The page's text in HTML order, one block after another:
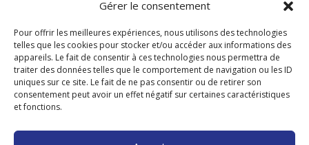
Gérer le consentement
Pour offrir les meilleures expériences, nous utilisons des technologies
telles que les cookies pour stocker et/ou accéder aux informations des
appareils. Le fait de consentir à ces technologies nous permettra de
traiter des données telles que le comportement de navigation ou les ID
uniques sur ce site. Le fait de ne pas consentir ou de retirer son
consentement peut avoir un effet négatif sur certaines caractéristiques
et fonctions.
International
Nos engagements
Nos valeurs
Suivez-nous sur les réseaux